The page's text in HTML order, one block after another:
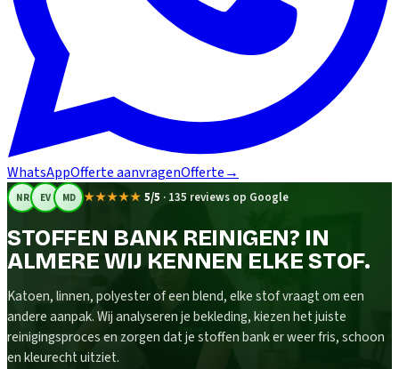
WhatsAppOfferte aanvragenOfferte→
NR EV MD ★★★★★ 5/5 · 135 reviews op Google
STOFFEN BANK REINIGEN? IN
ALMERE WIJ KENNEN ELKE STOF.
Katoen, linnen, polyester of een blend, elke stof vraagt om een
andere aanpak. Wij analyseren je bekleding, kiezen het juiste
reinigingsproces en zorgen dat je stoffen bank er weer fris, schoon
en kleurecht uitziet.